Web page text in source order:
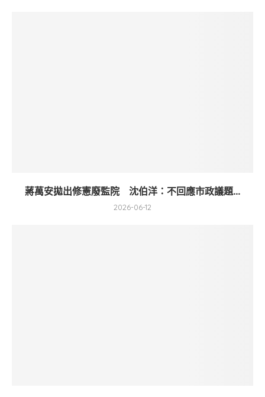
蔣萬安拋出修憲廢監院 沈伯洋：不回應市政議題...
2026-06-12